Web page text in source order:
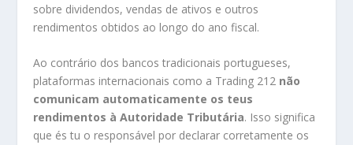
sobre dividendos, vendas de ativos e outros
rendimentos obtidos ao longo do ano fiscal.
Ao contrário dos bancos tradicionais portugueses,
plataformas internacionais como a Trading 212 não
comunicam automaticamente os teus
rendimentos à Autoridade Tributária. Isso significa
que és tu o responsável por declarar corretamente os